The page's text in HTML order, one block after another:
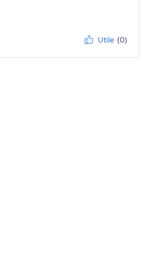
Utile (0)